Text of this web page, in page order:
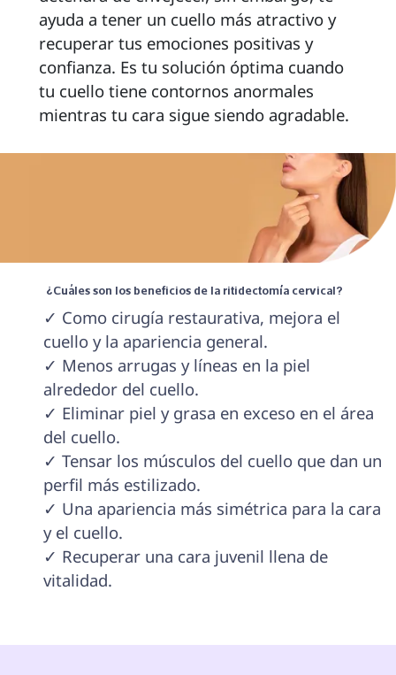
ayuda a tener un cuello más atractivo y
recuperar tus emociones positivas y
confianza. Es tu solución óptima cuando
tu cuello tiene contornos anormales
mientras tu cara sigue siendo agradable.
¿Cuáles son los beneficios de la ritidectomía cervical?
✓ Como cirugía restaurativa, mejora el
cuello y la apariencia general.
✓ Menos arrugas y líneas en la piel
alrededor del cuello.
✓ Eliminar piel y grasa en exceso en el área
del cuello.
✓ Tensar los músculos del cuello que dan un
perfil más estilizado.
✓ Una apariencia más simétrica para la cara
y el cuello.
✓ Recuperar una cara juvenil llena de